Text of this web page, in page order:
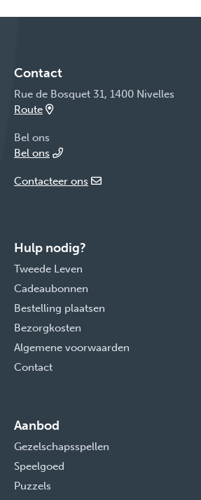
Contact
Rue de Bosquet 31, 1400 Nivelles
Route
Bel ons
Bel ons
Contacteer ons
Hulp nodig?
Tweede Leven
Cadeaubonnen
Bestelling plaatsen
Bezorgkosten
Algemene voorwaarden
Contact
Aanbod
Gezelschapsspellen
Speelgoed
Puzzels